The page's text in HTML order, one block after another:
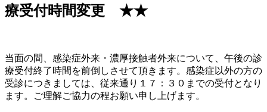
療受付時間変更 ★★
当面の間、感染症外来・濃厚接触者外来について、午後の診
療受付終了時間を前倒しさせて頂きます。感染症以外の方の
受診につきましては、従来通り１７：３０までの受付となり
ます。ご理解ご協力の程お願い申し上げます。